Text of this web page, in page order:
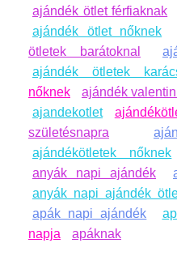
ajándék ötlet férfiaknak
ajándék ötlet nőknek
ötletek barátoknal
ajándék ötletek
nőknek
ajándék
ajandekotlet
születésnapra
ajándékötletek nőknek
anyák napi ajándék
anyák napi ajándék
apák napi ajándék
napja
apáknak